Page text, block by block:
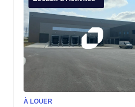
À LOUER